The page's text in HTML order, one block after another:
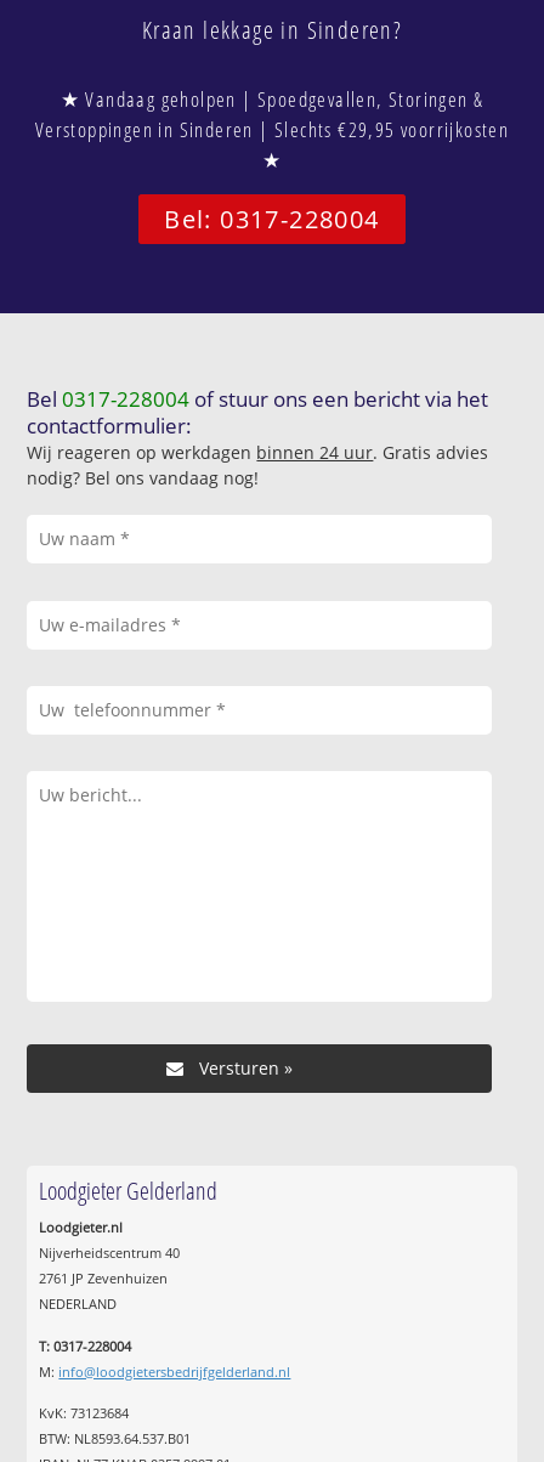
Kraan lekkage in Sinderen?
★ Vandaag geholpen | Spoedgevallen, Storingen &
Verstoppingen in Sinderen | Slechts €29,95 voorrijkosten
★
Bel: 0317-228004
Bel0317-228004 of stuur ons een bericht via het
contactformulier:
Wij reageren op werkdagen binnen 24 uur. Gratis advies
nodig? Bel ons vandaag nog!
Loodgieter Gelderland
Loodgieter.nl
Nijverheidscentrum 40
2761 JP Zevenhuizen
NEDERLAND
T: 0317-228004
M: info@loodgietersbedrijfgelderland.nl
KvK: 73123684
BTW: NL8593.64.537.B01